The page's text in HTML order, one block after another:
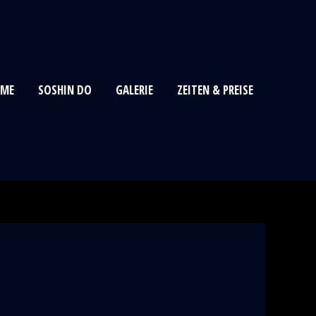
SOSHIN DO GALERIE ZEITEN & PREISE